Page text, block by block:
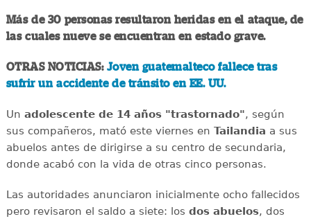
Más de 30 personas resultaron heridas en el ataque, de
las cuales nueve se encuentran en estado grave.
OTRAS NOTICIAS: Joven guatemalteco fallece tras
sufrir un accidente de tránsito en EE. UU.
Un adolescente de 14 años "trastornado", según
sus compañeros, mató este viernes en Tailandia a sus
abuelos antes de dirigirse a su centro de secundaria,
donde acabó con la vida de otras cinco personas.
Las autoridades anunciaron inicialmente ocho fallecidos
pero revisaron el saldo a siete: los dos abuelos, dos